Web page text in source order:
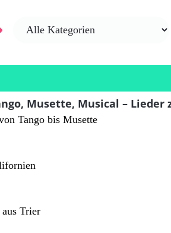
Musette, Musical –
Tango bis Musette
Trier